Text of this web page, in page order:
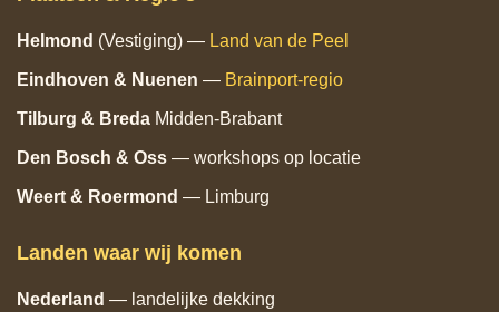
Helmond (Vestiging) — Land van de Peel
Eindhoven & Nuenen — Brainport‑regio
Tilburg & Breda Midden‑Brabant
Den Bosch & Oss — workshops op locatie
Weert & Roermond — Limburg
Landen waar wij komen
Nederland — landelijke dekking